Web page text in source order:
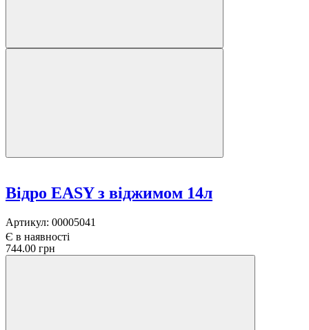
Відро EASY з віджимом 14л
Артикул: 00005041
Є в наявності
744.00 грн